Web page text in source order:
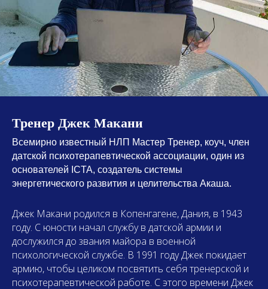
Тренер Джек Макани
Всемирно известный НЛП Мастер Тренер, коуч, член
датской психотерапевтической ассоциации, один из
основателей ICTA, создатель системы
энергетического развития и целительства Акаша.
Джек Макани родился в Копенгагене, Дания, в 1943
году. С юности начал службу в датской армии и
дослужился до звания майора в военной
психологической службе. В 1991 году Джек покидает
армию, чтобы целиком посвятить себя тренерской и
психотерапевтической работе. С этого времени Джек